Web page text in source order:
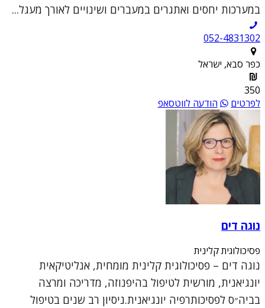
במערכות יחסים ואתגרים במעברים ושינויים לאורך מעגל...
052-4831302
כפר סבא, ישראל
350
לפרטים
הודעה לווטסאפ
נוגה דים
פסיכולוגית קלינית
נוגה דים – פסיכולוגית קלינית מומחית, אנליטיקאית
יונגיאנית, מורשית לטיפול בהיפנוזה, מדריכה ומרצה
בביה״ס לפסיכותרפיה יונגיאנית.ניסיון רב שנים בטיפול